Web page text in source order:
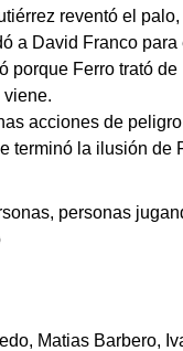
reventó el
a David Franco para
porque Ferro trató
acciones de
terminó la ilusión de
Matias Barbero,